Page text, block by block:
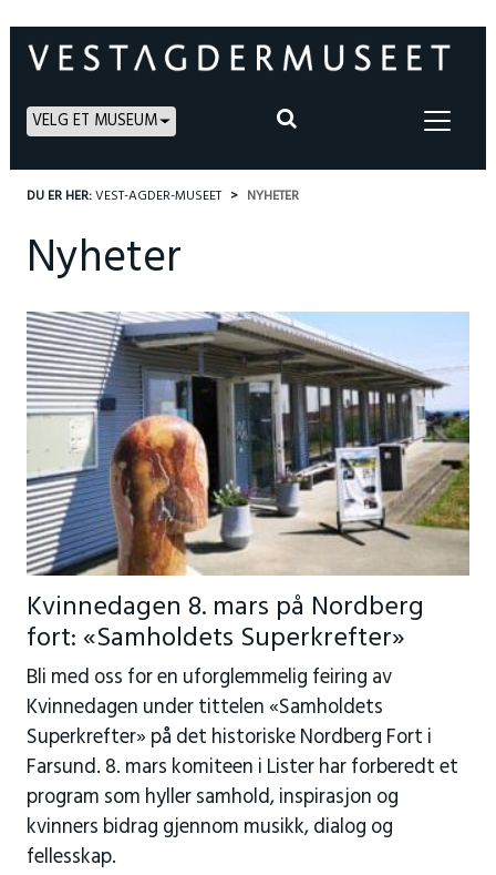
VELG ET MUSEUM
DU ER HER:VEST-AGDER-MUSEET NYHETER
Nyheter
Kvinnedagen 8. mars på Nordberg
fort: «Samholdets Superkrefter»
Bli med oss for en uforglemmelig feiring av
Kvinnedagen under tittelen «Samholdets
Superkrefter» på det historiske Nordberg Fort i
Farsund. 8. mars komiteen i Lister har forberedt et
program som hyller samhold, inspirasjon og
kvinners bidrag gjennom musikk, dialog og
fellesskap.